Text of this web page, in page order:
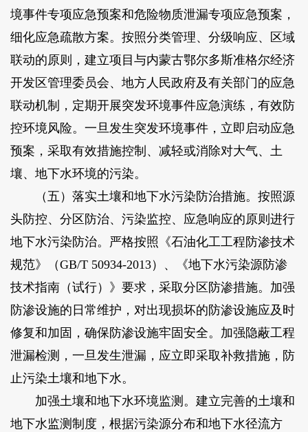
境事件专项应急预案和危险物质泄漏专项应急预案，
细化应急疏散方案。按照分类管理、分级响应、区域
联动的原则，建立项目与内蒙古鄂尔多斯准格尔经济
开发区管理委员会、地方人民政府及有关部门的应急
联动机制，定期开展突发环境事件应急演练，有效防
控环境风险。一旦发生突发环境事件，立即启动应急
预案，采取有效措施控制、减轻或消除对大气、土
壤、地下水环境的污染。
（五）落实土壤和地下水污染防治措施。按照源
头防控、分区防治、污染监控、应急响应的原则进行
地下水污染防治。严格按照《石油化工工程防渗技术
规范》（GB/T 50934-2013）、《地下水污染源防渗
技术指南（试行）》要求，采取分区防渗措施。加强
防渗设施的日常维护，对出现损坏的防渗设施应及时
修复和加固，确保防渗设施牢固安全。加强隐蔽工程
泄漏检测，一旦发生泄漏，应立即采取补救措施，防
止污染土壤和地下水。
加强土壤和地下水环境监测。建立完善的土壤和
地下水监测制度，根据污染源分布和地下水径流方